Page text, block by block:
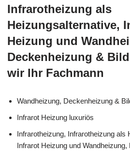
Infrarotheizung als
Heizungsalternative,
Heizung und
Deckenheizung &
wir Ihr Fachmann
Wandheizung, Deckenheizung &
Infrarot Heizung luxuriös
Infrarotheizung, Infrarotheizung als
Infrarot Heizung und